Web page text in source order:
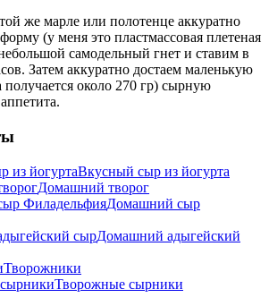
же марле или полотенце аккуратно
(у меня это пластмассовая плетеная
самодельный гнет и ставим в
Затем аккуратно достаем маленькую
получается около 270 гр) сырную
Вкусный сыр из йогурта
Домашний творог
Домашний сыр
Домашний адыгейский
Творожники
Творожные сырники